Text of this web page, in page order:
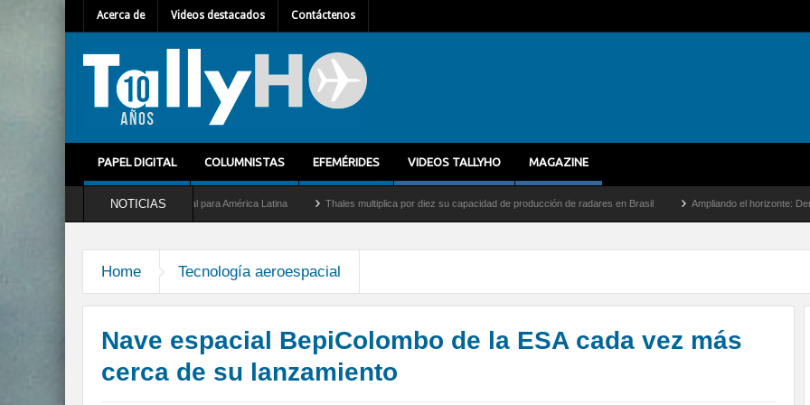
Acerca de Videos destacados Contáctenos
PAPEL DIGITAL COLUMNISTAS EFEMÉRIDES VIDEOS TALLYHO MAGAZINE
NOTICIAS
nuevo Director General para América Latina Thales multiplica por diez su capacidad de producción de radares en Brasil Ampliando el horizonte: Dentro del vuelo
Home Tecnología aeroespacial
Nave espacial BepiColombo de la ESA cada vez más
cerca de su lanzamiento